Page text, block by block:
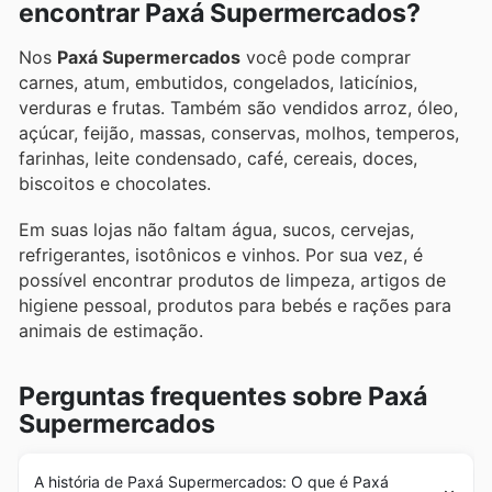
encontrar Paxá Supermercados?
Nos Paxá Supermercados você pode comprar
carnes, atum, embutidos, congelados, laticínios,
verduras e frutas. Também são vendidos arroz, óleo,
açúcar, feijão, massas, conservas, molhos, temperos,
farinhas, leite condensado, café, cereais, doces,
biscoitos e chocolates.
Em suas lojas não faltam água, sucos, cervejas,
refrigerantes, isotônicos e vinhos. Por sua vez, é
possível encontrar produtos de limpeza, artigos de
higiene pessoal, produtos para bebés e rações para
animais de estimação.
Perguntas frequentes sobre Paxá
Supermercados
A história de Paxá Supermercados: O que é Paxá